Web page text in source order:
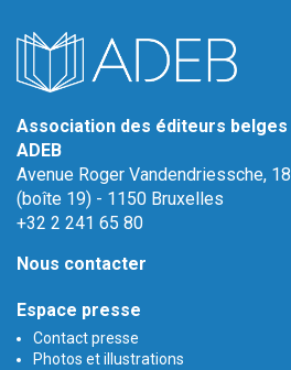
Association des éditeurs belges
ADEB
Avenue Roger Vandendriessche, 18
(boîte 19) - 1150 Bruxelles
+32 2 241 65 80
Nous contacter
Espace presse
Contact presse
Photos et illustrations